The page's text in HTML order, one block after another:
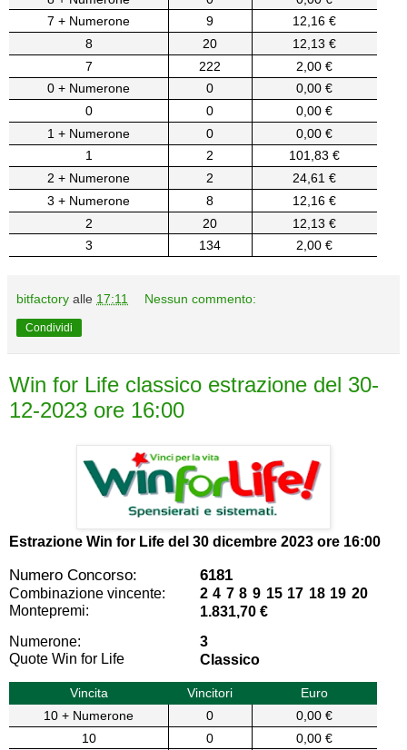
7 + Numerone
9
12,16 €
8
20
12,13 €
7
222
2,00 €
0 + Numerone
0
0,00 €
0
0
0,00 €
1 + Numerone
0
0,00 €
1
2
101,83 €
2 + Numerone
2
24,61 €
3 + Numerone
8
12,16 €
2
20
12,13 €
3
134 2,00 €
bitfactory alle 17:11 Nessun commento:
Condividi
Win for Life classico estrazione del 30-
12-2023 ore 16:00
Estrazione Win for Life del 30 dicembre 2023 ore 16:00
Numero Concorso: 6181
Combinazione vincente:
2 4 7 8 9 15 17 18 19 20
Montepremi:
1.831,70 €
Numerone:
3
Quote Win for Life
Classico
Vincita Vincitori
Euro
10 + Numerone
0
0,00 €
10
0
0,00 €